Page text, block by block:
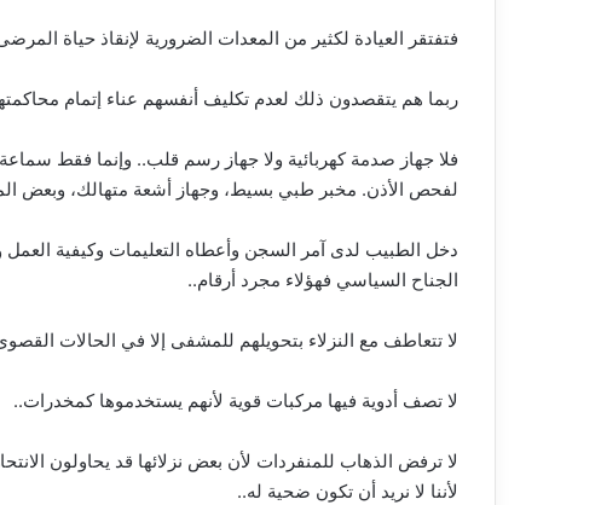
فتفتقر العيادة لكثير من المعدات الضرورية لإنقاذ حياة
ربما هم يتقصدون ذلك لعدم تكليف أنفسهم عناء إتمام
فلا جهاز صدمة كهربائية ولا جهاز رسم قلب.. وإنما فقط
لفحص الأذن. مخبر طبي بسيط، وجهاز أشعة متهالك، وبعض
دخل الطبيب لدى آمر السجن وأعطاه التعليمات وكيفية
الجناح السياسي فهؤلاء مجرد أرقام..
لا تتعاطف مع النزلاء بتحويلهم للمشفى إلا في الحالات
لا تصف أدوية فيها مركبات قوية لأنهم يستخدموها كمخدرات..
لا ترفض الذهاب للمنفردات لأن بعض نزلائها قد يحاولون
لأننا لا نريد أن تكون ضحية له..